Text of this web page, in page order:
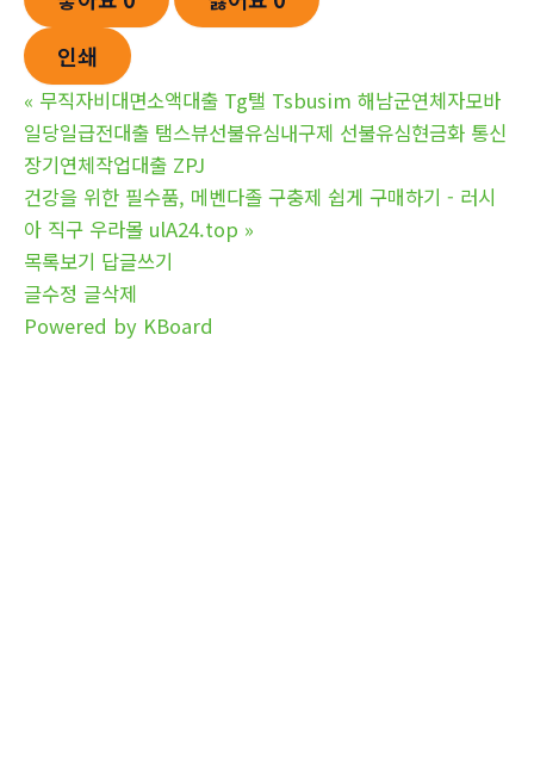
인쇄
« 무직자비대면소액대출 Tg탤 Tsbusim 해남군연체자모바
일당일급전대출 탬스뷰선불유심내구제 선불유심현금화 통신
장기연체작업대출 ZPJ
건강을 위한 필수품, 메벤다졸 구충제 쉽게 구매하기 - 러시
아 직구 우라몰 ulA24.top »
목록보기 답글쓰기
글수정 글삭제
Powered by KBoard